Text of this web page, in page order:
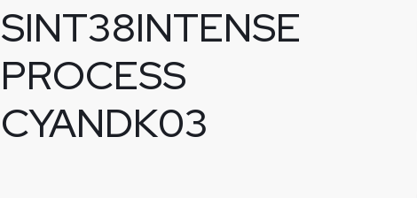
SINT38INTENSE
PROCESS
CYANDK03